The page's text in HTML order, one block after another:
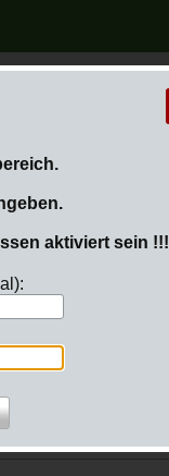
aktiviert sein !!!